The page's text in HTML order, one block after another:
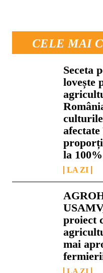
CELE MAI
Seceta
lovește
la 100%
LA ZI
proiect
mai
LA ZI